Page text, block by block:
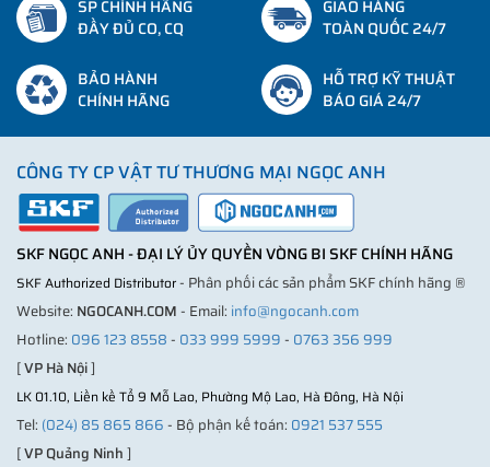
SP CHÍNH HÃNG
ĐẦY ĐỦ CO, CQ
GIAO HÀNG
TOÀN QUỐC 24/7
BẢO HÀNH
CHÍNH HÃNG
HỖ TRỢ KỸ THUẬT
BÁO GIÁ 24/7
CÔNG TY CP VẬT TƯ THƯƠNG MẠI NGỌC ANH
SKF NGỌC ANH - ĐẠI LÝ ỦY QUYỀN VÒNG BI SKF CHÍNH HÃNG
SKF Authorized Distributor- Phân phối các sản phẩm SKF chính hãng ®
Website: NGOCANH.COM- Email: info@ngocanh.com
Hotline: 096 123 8558- 033 999 5999- 0763 356 999
[VP Hà Nội]
LK 01.10, Liền kề Tổ 9 Mỗ Lao, Phường Mộ Lao, Hà Đông, Hà Nội
Tel: (024) 85 865 866- Bộ phận kế toán: 0921 537 555
[VP Quảng Ninh]